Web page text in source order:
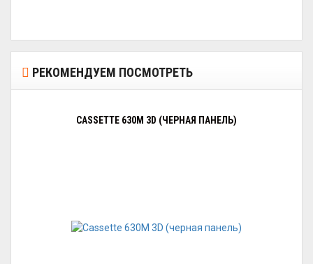
РЕКОМЕНДУЕМ ПОСМОТРЕТЬ
CASSETTE 630M 3D (ЧЕРНАЯ ПАНЕЛЬ)